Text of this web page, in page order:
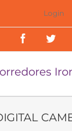
Login
Facebook